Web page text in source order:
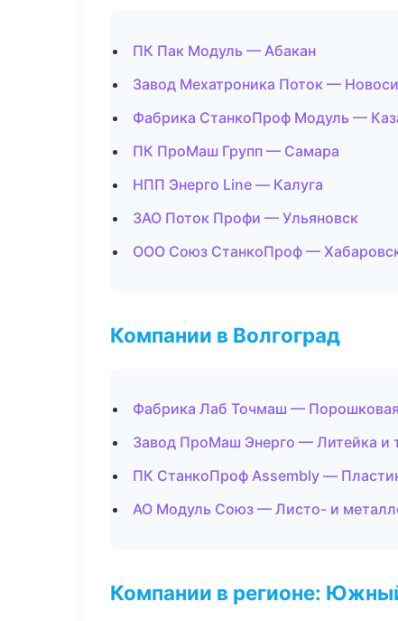
ПК Пак Модуль — Абакан
Завод Мехатроника Поток —
Фабрика СтанкоПроф Модуль —
ПК ПроМаш Групп — Самара
НПП Энерго Line — Калуга
ЗАО Поток Профи — Ульяновск
ООО Союз СтанкоПроф —
Компании в Волгоград
Фабрика Лаб Точмаш —
Завод ПроМаш Энерго — Литейка и
ПК СтанкоПроф Assembly —
АО Модуль Союз — Листо- и
Компании в регионе: